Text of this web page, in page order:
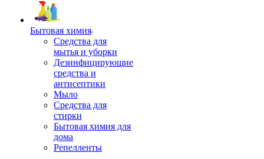
Бытовая химия
Средства для
мытья и уборки
Дезинфицирующие
средства и
антисептики
Мыло
Средства для
стирки
Бытовая химия для
дома
Репелленты